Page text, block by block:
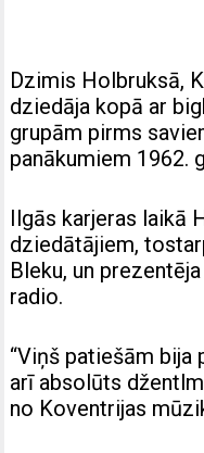
Dzimis Holbruksā,
dziedāja kopā ar
grupām pirms
panākumiem 1962.
Ilgās karjeras laikā
dziedātājiem,
Bleku, un
radio.
“Viņš patiešām
arī absolūts
no Koventrijas